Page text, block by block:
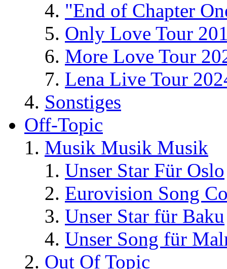
"End of Chapter
Only Love Tour
More Love Tour
Lena Live Tour
Sonstiges
Off-Topic
Musik Musik Musik
Unser Star Für Oslo
Eurovision Song
Unser Star für Baku
Unser Song für
Out Of Topic